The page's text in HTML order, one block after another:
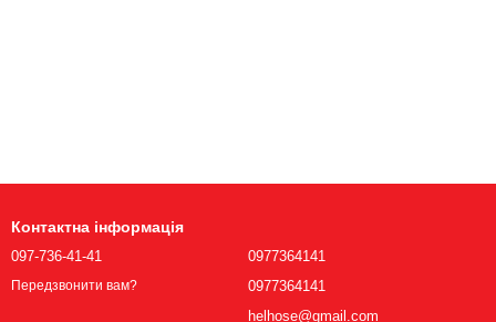
Контактна інформація
097-736-41-41
Передзвонити вам?
0977364141
0977364141
helhose@gmail.com